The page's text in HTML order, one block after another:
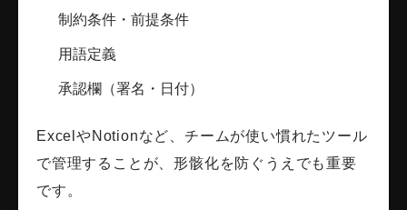
制約条件・前提条件
用語定義
承認欄（署名・日付）
ExcelやNotionなど、チームが使い慣れたツール
で管理することが、形骸化を防ぐうえでも重要
です。